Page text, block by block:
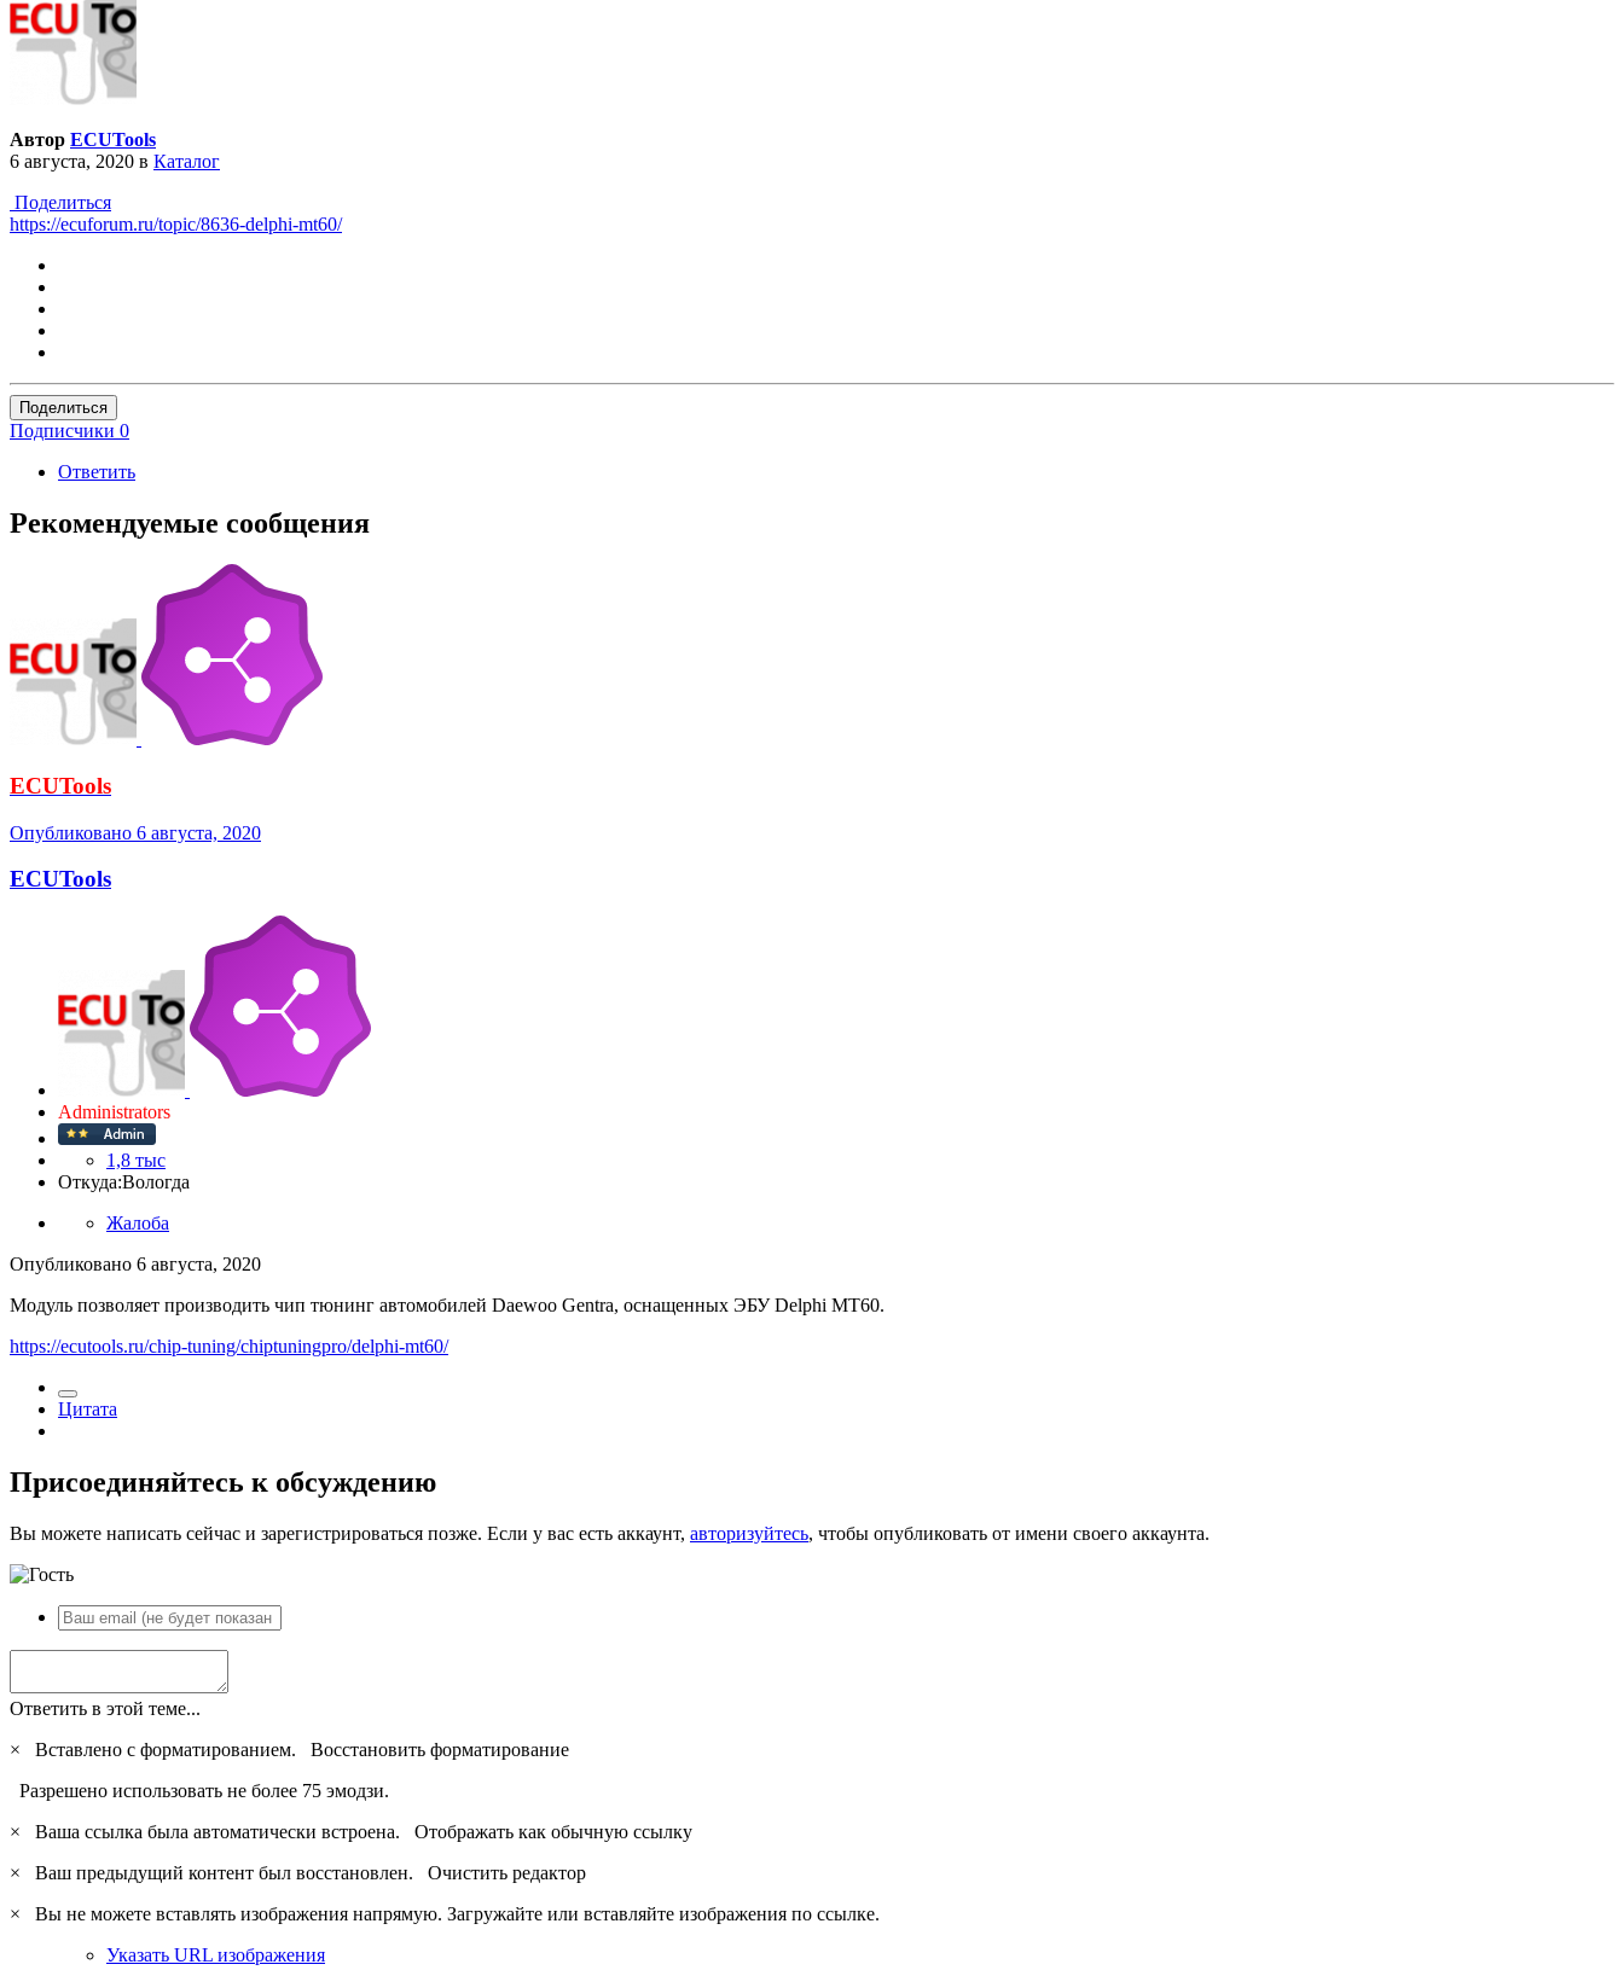
Автор ECUTools
6 августа, 2020 в Каталог
Поделиться
https://ecuforum.ru/topic/8636-delphi-mt60/
Поделиться
Подписчики 0
Ответить
Рекомендуемые сообщения
ECUTools
Опубликовано 6 августа, 2020
ECUTools
Administrators
1,8 тыс
Откуда:Вологда
Жалоба
Опубликовано 6 августа, 2020
Модуль позволяет производить чип тюнинг автомобилей Daewoo Gentra, оснащенных ЭБУ Delphi MT60.
https://ecutools.ru/chip-tuning/chiptuningpro/delphi-mt60/
Цитата
Присоединяйтесь к обсуждению
Вы можете написать сейчас и зарегистрироваться позже. Если у вас есть аккаунт, авторизуйтесь, чтобы опубликовать от имени своего аккаунта.
Ответить в этой теме...
×
Вставлено с форматированием. Восстановить форматирование
Разрешено использовать не более 75 эмодзи.
×
Ваша ссылка была автоматически встроена. Отображать как обычную ссылку
×
Ваш предыдущий контент был восстановлен. Очистить редактор
×
Вы не можете вставлять изображения напрямую. Загружайте или вставляйте изображения по ссылке.
Указать URL изображения